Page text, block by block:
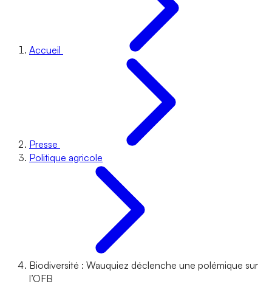
Accueil
Presse
Politique agricole
Biodiversité : Wauquiez déclenche une polémique sur
l’OFB